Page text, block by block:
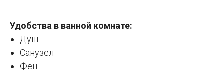
Удобства в ванной комнате:
Душ
Санузел
Фен